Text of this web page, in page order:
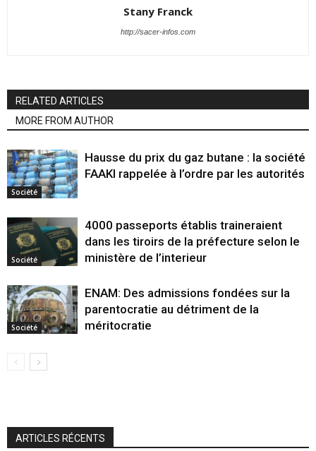
Stany Franck
http://sacer-infos.com
RELATED ARTICLES
MORE FROM AUTHOR
Société
Hausse du prix du gaz butane : la société
FAAKI rappelée à l’ordre par les autorités
Société
4000 passeports établis traineraient
dans les tiroirs de la préfecture selon le
ministère de l’interieur
Société
ENAM: Des admissions fondées sur la
parentocratie au détriment de la
méritocratie
ARTICLES RÉCENTS